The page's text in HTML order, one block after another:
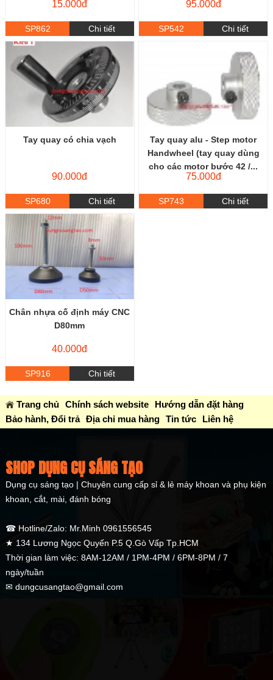
15.000đ
SP862 Chi tiết
95.000đ
SP542 Chi tiết
Tay quay có chia vạch
90.000đ
SP680 Chi tiết
Tay quay alu - Step motor
Handwheel (tay quay dùng
cho các motor bước 42 /...
75.000đ
SP743 Chi tiết
Chân nhựa cố định máy CNC
D80mm
40.000đ
SP916 Chi tiết
Trang chủ Chính sách website
Hướng dẫn đặt hàng
Bảo hành, Đổi trả Địa chỉ mua hàng Tin tức Liên hệ
SHOP DỤNG CỤ SÁNG TẠO
Dụng cụ sáng tạo | Chuyên cung cấp sỉ & lẻ máy khoan và phụ kiện
khoan, cắt, mài, đánh bóng
☎ Hotline/Zalo: Mr.Minh 0961556545
★ 134 Lương Ngọc Quyến P.5 Q.Gò Vấp Tp.HCM
Thời gian làm việc: 8AM-12AM / 1PM-4PM / 6PM-8PM / 7
ngày/tuần
✉ dungcusangtao@gmail.com